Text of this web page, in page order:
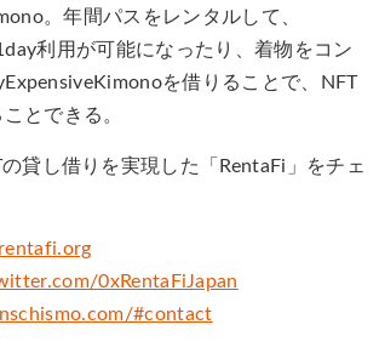
。年間パスをレンタルして、
利用が可能になったり、着物をコン
を借りることで、NFT
とできる。
貸し借りを実現した「RentaFi」をチェ
0xRentaFiJapan
#contact